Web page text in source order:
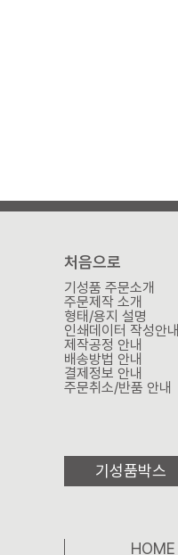
처음으로
기성품 주문소개
주문제작 소개
형태/용지 설명
인쇄데이터 작성안내
제작공정 안내
배송방법 안내
결제정보 안내
주문취소/반품 안내
기성품박스
HOME